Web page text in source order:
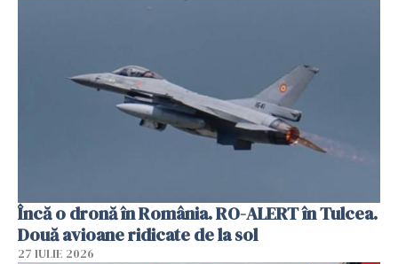
Încă o dronă în România. RO-ALERT în Tulcea.
Două avioane ridicate de la sol
27 IULIE 2026